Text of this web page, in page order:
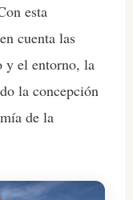
esta
cuenta las
y el entorno, la
la concepción
de la